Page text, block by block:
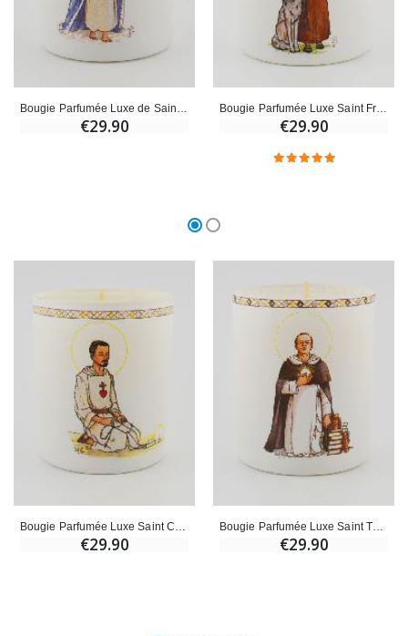
€29.90
Bougie Parfumée Luxe Saint François d'Assise avec Prière
€29.90
€29.90
Bougie Parfumée Luxe Saint Thomas d'Aquin & Prière
€29.90